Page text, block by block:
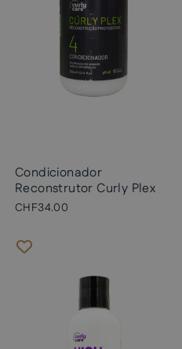
Condicionador
Reconstrutor Curly Plex
CHF34.00